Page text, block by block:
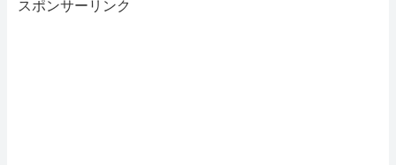
スポンサーリンク